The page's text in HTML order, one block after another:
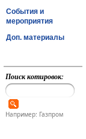
События и
мероприятия
Доп. материалы
Поиск котировок:
Например: Газпром